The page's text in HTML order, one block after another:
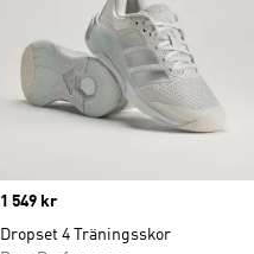
Price
1 549 kr
Dropset 4 Träningsskor